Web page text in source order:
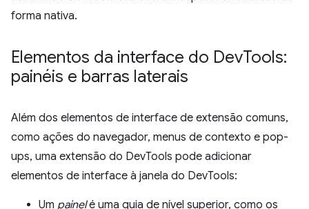
forma nativa.
Elementos da interface do DevTools:
painéis e barras laterais
Além dos elementos de interface de extensão comuns,
como ações do navegador, menus de contexto e pop-
ups, uma extensão do DevTools pode adicionar
elementos de interface à janela do DevTools:
Um painelé uma guia de nível superior, como os